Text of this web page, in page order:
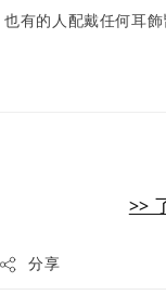
也有的人配戴任何耳
>>
分享